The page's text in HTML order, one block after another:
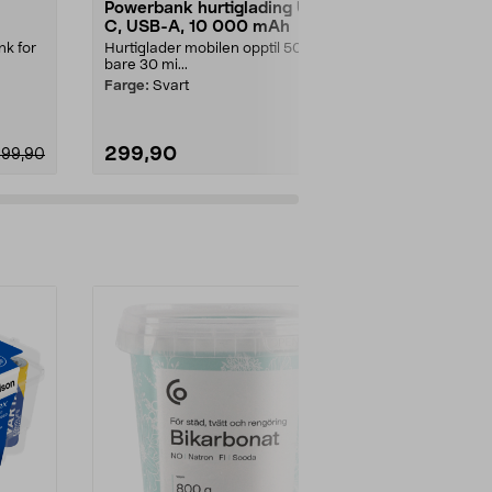
for
Powerbank hurtiglading USB-
C, USB-A, 10 000 mAh
Hurtiglader mobilen opptil 50 % på
bare 30 mi...
Farge: Svart
299,90